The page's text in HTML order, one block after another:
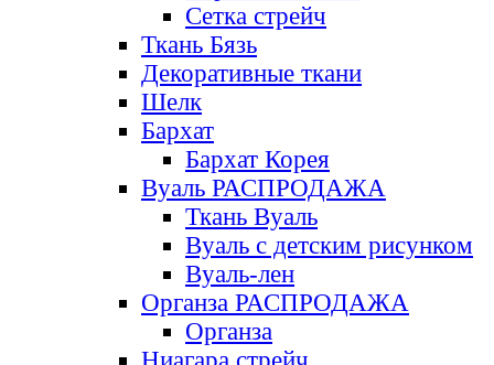
Сетка стрейч
Ткань Бязь
Декоративные ткани
Шелк
Бархат
Бархат Корея
Вуаль РАСПРОДАЖА
Ткань Вуаль
Вуаль с детским рисунком
Вуаль-лен
Органза РАСПРОДАЖА
Органза